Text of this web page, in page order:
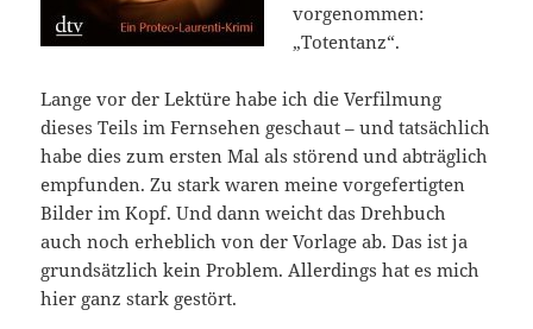
vorgenommen:
„Totentanz“.
Lange vor der Lektüre habe ich die Verfilmung
dieses Teils im Fernsehen geschaut – und tatsächlich
habe dies zum ersten Mal als störend und abträglich
empfunden. Zu stark waren meine vorgefertigten
Bilder im Kopf. Und dann weicht das Drehbuch
auch noch erheblich von der Vorlage ab. Das ist ja
grundsätzlich kein Problem. Allerdings hat es mich
hier ganz stark gestört.